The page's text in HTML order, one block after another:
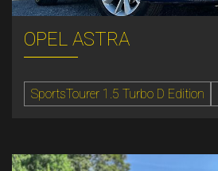
OPEL ASTRA
SportsTourer 1.5 Turbo D Edition